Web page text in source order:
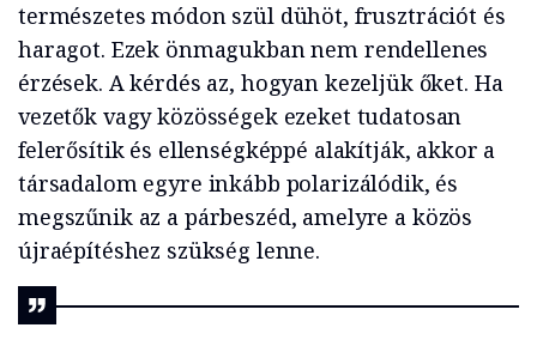
természetes módon szül dühöt, frusztrációt és
haragot. Ezek önmagukban nem rendellenes
érzések. A kérdés az, hogyan kezeljük őket. Ha
vezetők vagy közösségek ezeket tudatosan
felerősítik és ellenségképpé alakítják, akkor a
társadalom egyre inkább polarizálódik, és
megszűnik az a párbeszéd, amelyre a közös
újraépítéshez szükség lenne.